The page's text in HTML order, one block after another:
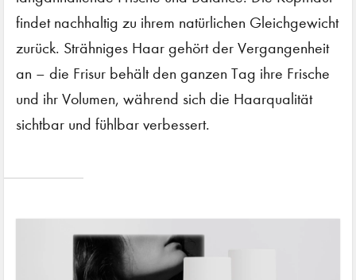
findet nachhaltig zu ihrem natürlichen Gleichgewicht
zurück. Strähniges Haar gehört der Vergangenheit
an – die Frisur behält den ganzen Tag ihre Frische
und ihr Volumen, während sich die Haarqualität
sichtbar und fühlbar verbessert.